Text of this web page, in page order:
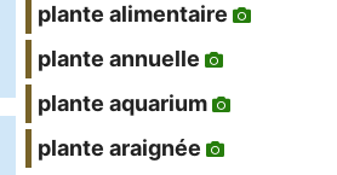
plante alimentaire
plante annuelle
plante aquarium
plante araignée